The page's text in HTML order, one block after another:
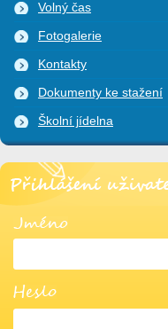
Volný čas
Fotogalerie
Kontakty
Dokumenty ke stažení
Školní jídelna
Přihlášení uživatele
Jméno
Heslo